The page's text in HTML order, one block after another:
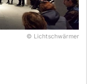
© Lichtschwärmer